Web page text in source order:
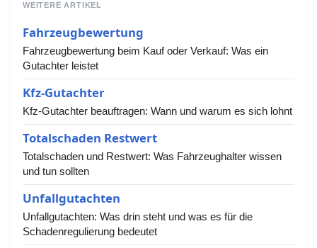
WEITERE ARTIKEL
Fahrzeugbewertung
Fahrzeugbewertung beim Kauf oder Verkauf: Was ein
Gutachter leistet
Kfz-Gutachter
Kfz-Gutachter beauftragen: Wann und warum es sich lohnt
Totalschaden Restwert
Totalschaden und Restwert: Was Fahrzeughalter wissen
und tun sollten
Unfallgutachten
Unfallgutachten: Was drin steht und was es für die
Schadenregulierung bedeutet